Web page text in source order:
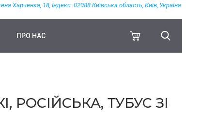
Харченка, 18, Індекс: 02088 Київська область, Київ, Україна
ПРО НАС
РОСІЙСЬКА, ТУБУС ЗІ